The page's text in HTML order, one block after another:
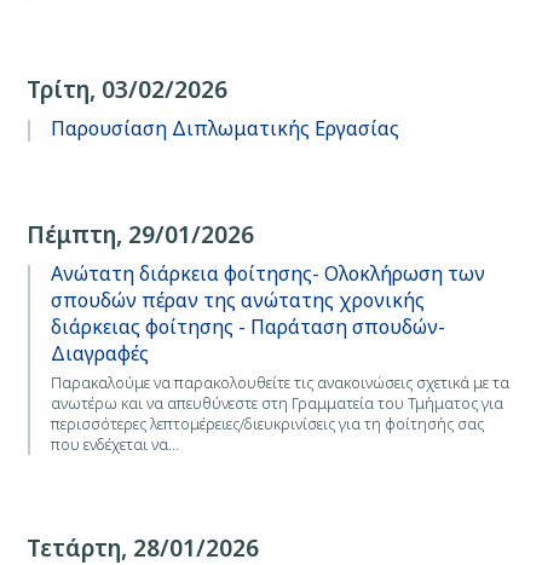
Τρίτη, 03/02/2026
Παρουσίαση Διπλωματικής Εργασίας
Πέμπτη, 29/01/2026
Ανώτατη διάρκεια φοίτησης- Ολοκλήρωση των
σπουδών πέραν της ανώτατης χρονικής
διάρκειας φοίτησης - Παράταση σπουδών-
Διαγραφές
Παρακαλούμε να παρακολουθείτε τις ανακοινώσεις σχετικά με τα
ανωτέρω και να απευθύνεστε στη Γραμματεία του Τμήματος για
περισσότερες λεπτομέρειες/διευκρινίσεις για τη φοίτησής σας
που ενδέχεται να…
Τετάρτη, 28/01/2026